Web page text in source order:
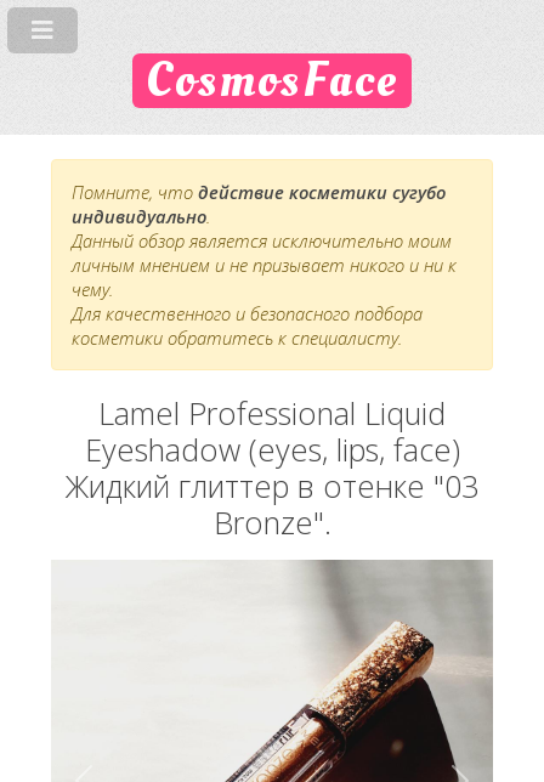
CosmosFace
Помните, что действие косметики сугубо
индивидуально.
Данный обзор является исключительно моим
личным мнением и не призывает никого и ни к
чему.
Для качественного и безопасного подбора
косметики обратитесь к специалисту.
Lamel Professional Liquid
Eyeshadow (eyes, lips, face)
Жидкий глиттер в отенке "03
Bronze".